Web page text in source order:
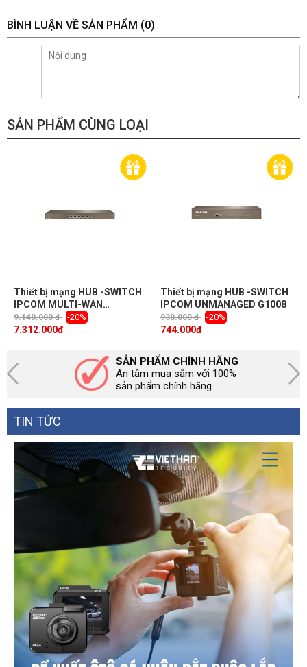
Học địa chỉ
Tự động học / lão hóa
chuyển tiếp gói
Băng thông
48Gb / giây
độ vi sai); cổng mạng 6KV (chế độ chung)
Nhiệt độ lưu
trữ
Công việc | Độ
10% ~ 90% rh (không ngưng tụ) | 5% ~
BÌNH LUẬN VỀ SẢN PHẨM (0)
SẢN PHẨM CÙNG LOẠI
Thiết bị mạng HUB -SWITCH
IPCOM MULTI-WAN
HOTSPOT ROUTER M80
9.140.000 đ -20%
7.312.000đ
Thiết bị mạng HUB -SWITCH
IPCOM UNMANAGED G1008
930.000 đ -20%
744.000đ
SẢN PHẨM CHÍNH HÃNG
An tâm mua sắm với 100%
sản phẩm chính hãng
TIN TỨC